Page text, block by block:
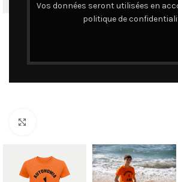
Vos données seront utilisées en
politique de